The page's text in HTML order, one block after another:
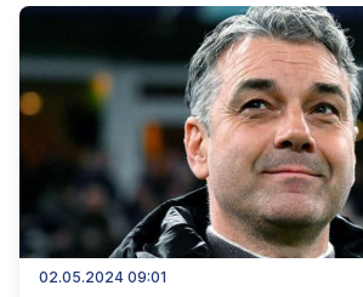
02.05.2024 09:01